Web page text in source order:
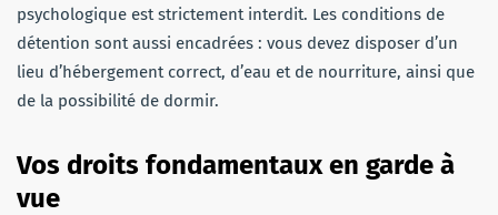
psychologique est strictement interdit. Les conditions de
détention sont aussi encadrées : vous devez disposer d’un
lieu d’hébergement correct, d’eau et de nourriture, ainsi que
de la possibilité de dormir.
Vos droits fondamentaux en garde à
vue